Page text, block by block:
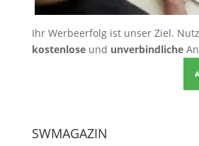
Ihr Werbeerfolg ist unser Ziel.
kostenloseund unverbindliche
SWMAGAZIN